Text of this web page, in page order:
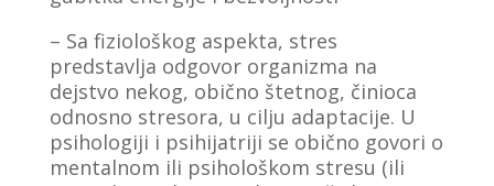
– Sa fiziološkog aspekta, stres
predstavlja odgovor organizma na
dejstvo nekog, obično štetnog, činioca
odnosno stresora, u cilju adaptacije. U
psihologiji i psihijatriji se obično govori o
mentalnom ili psihološkom stresu (ili